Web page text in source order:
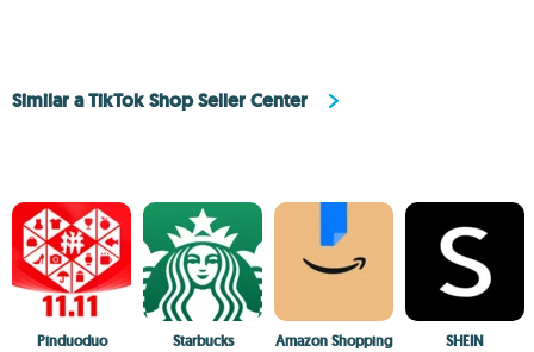
Similar a TikTok Shop Seller Center
Pinduoduo Starbucks Amazon Shopping SHEIN